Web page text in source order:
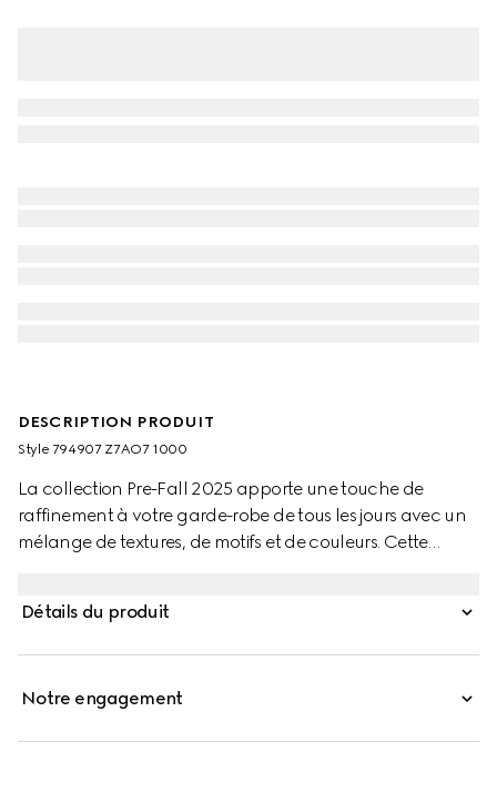
DESCRIPTION PRODUIT
Style ‎794907 Z7AO7 1000
La collection Pre-Fall 2025 apporte une touche de
raffinement à votre garde-robe de tous les jours avec un
mélange de textures, de motifs et de couleurs. Cette
Détails du produit
Notre engagement